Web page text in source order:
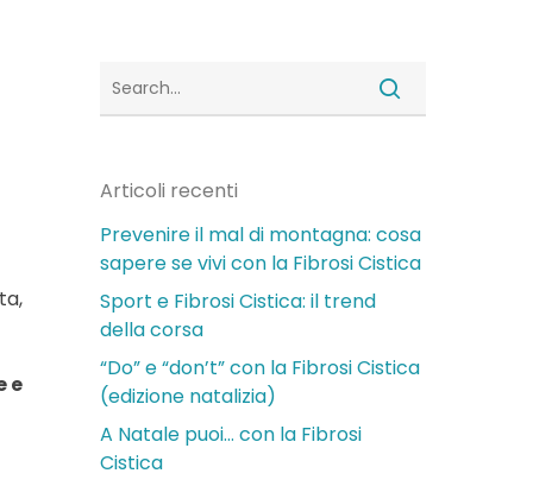
e
Articoli recenti
Prevenire il mal di montagna: cosa
sapere se vivi con la Fibrosi Cistica
Sport e Fibrosi Cistica: il trend
della corsa
“Do” e “don’t” con la Fibrosi Cistica
(edizione natalizia)
A Natale puoi… con la Fibrosi
Cistica